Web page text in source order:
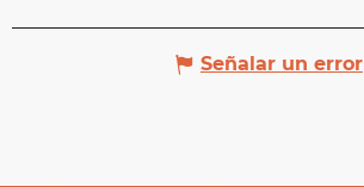
Señalar un error